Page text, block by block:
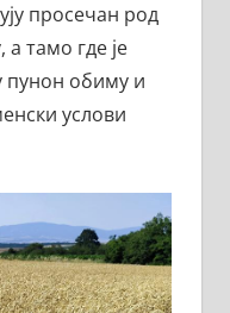
просечан род
а тамо где је
пунон обиму и
услови